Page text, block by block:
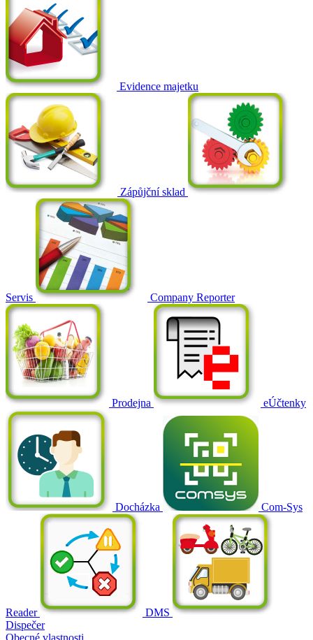
Evidence majetku
Zápůjční sklad
Servis Company Reporter
Prodejna eÚčtenky
Docházka Com-Sys
Reader
DMS
Dispečer